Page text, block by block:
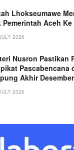
Lhokseumawe
Pemerintah Aceh
2026
Nusron Pastikan
Pascabencana
Akhir Desember
2026